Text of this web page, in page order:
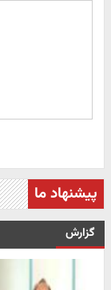
پیشنهاد ما
گزارش